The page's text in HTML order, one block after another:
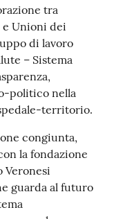
tra
e Unioni dei
di lavoro
– Sistema
politico nella
territorio.
congiunta,
la fondazione
Veronesi
guarda al futuro